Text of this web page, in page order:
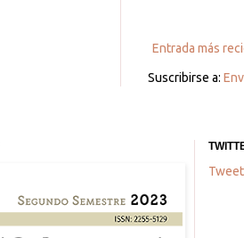
Entrada más
Suscribirse a: